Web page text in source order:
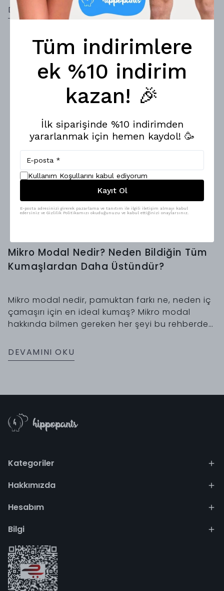
DEVAMINI OKU
Mikro Modal Nedir? Neden Bildiğin Tüm
Kumaşlardan Daha Üstündür?
Mikro modal nedir, pamuktan farkı ne, neden iç
çamaşırı için en ideal kumaş? Mikro modal
hakkında bilmen gereken her şeyi bu rehberde
DEVAMINI OKU
Kategoriler
Hakkımızda
Hesabım
Bilgi
Tüm indirimlere
ek %10 indirim
kazan! 🎉
İlk siparişinde %10 indirimden
yararlanmak için hemen kaydol! 🥳
Kullanım Koşullarını kabul ediyorum
Kayıt Ol
E-posta adresinizi girerek pazarlama ve tanıtım ile ilgili iletişim almayı kabul
edersiniz ve Gizlilik Politikamızı okuduğunuzu ve kabul ettiğinizi onaylarsınız.